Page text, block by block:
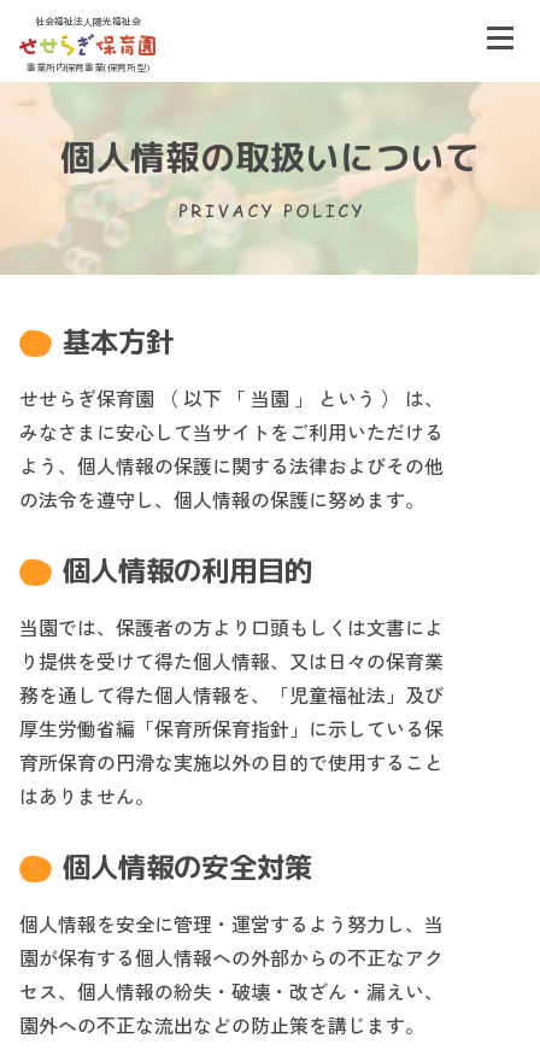
社会福祉法人陽光福祉会
事業所内保育事業(保育所型)
個人情報の取扱いについて
基本方針
せせらぎ保育園 （ 以下 「 当園 」 という ） は、
みなさまに安心して当サイトをご利用いただける
よう、個人情報の保護に関する法律およびその他
の法令を遵守し、個人情報の保護に努めます。
個人情報の利用目的
当園では、保護者の方より口頭もしくは文書によ
り提供を受けて得た個人情報、又は日々の保育業
務を通して得た個人情報を、「児童福祉法」及び
厚生労働省編「保育所保育指針」に示している保
育所保育の円滑な実施以外の目的で使用すること
はありません。
個人情報の安全対策
個人情報を安全に管理・運営するよう努力し、当
園が保有する個人情報への外部からの不正なアク
セス、個人情報の紛失・破壊・改ざん・漏えい、
園外への不正な流出などの防止策を講じます。